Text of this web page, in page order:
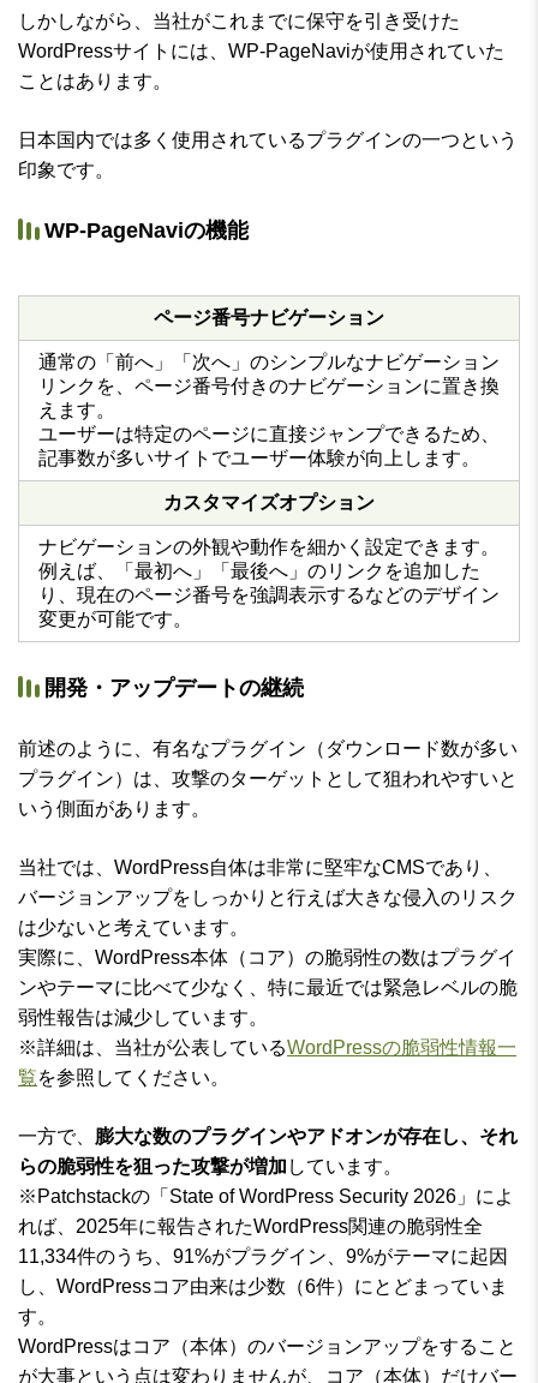
しかしながら、当社がこれまでに保守を引き受けた
WordPressサイトには、WP-PageNaviが使用されていた
ことはあります。
日本国内では多く使用されているプラグインの一つという
印象です。
WP-PageNaviの機能
ページ番号ナビゲーション
通常の「前へ」「次へ」のシンプルなナビゲーション
リンクを、ページ番号付きのナビゲーションに置き換
えます。
ユーザーは特定のページに直接ジャンプできるため、
記事数が多いサイトでユーザー体験が向上します。
カスタマイズオプション
ナビゲーションの外観や動作を細かく設定できます。
例えば、「最初へ」「最後へ」のリンクを追加した
り、現在のページ番号を強調表示するなどのデザイン
変更が可能です。
開発・アップデートの継続
前述のように、有名なプラグイン（ダウンロード数が多い
プラグイン）は、攻撃のターゲットとして狙われやすいと
いう側面があります。
当社では、WordPress自体は非常に堅牢なCMSであり、
バージョンアップをしっかりと行えば大きな侵入のリスク
は少ないと考えています。
実際に、WordPress本体（コア）の脆弱性の数はプラグイ
ンやテーマに比べて少なく、特に最近では緊急レベルの脆
弱性報告は減少しています。
※詳細は、当社が公表しているWordPressの脆弱性情報一
覧を参照してください。
一方で、 膨大な数のプラグインやアドオンが存在し、それ
らの脆弱性を狙った攻撃が増加 しています。
※Patchstackの「State of WordPress Security 2026」によ
れば、2025年に報告されたWordPress関連の脆弱性全
11,334件のうち、91%がプラグイン、9%がテーマに起因
し、WordPressコア由来は少数（6件）にとどまっていま
す。
WordPressはコア（本体）のバージョンアップをすること
が大事という点は変わりませんが、コア（本体）だけバー